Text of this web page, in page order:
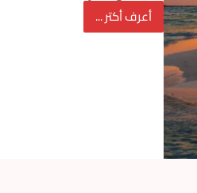
أعرف أكتر ...
أفضل